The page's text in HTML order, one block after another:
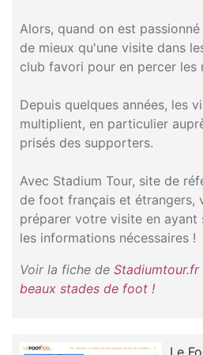
Alors, quand on est
de mieux qu'une visite dans
club favori pour en percer les
Depuis quelques années, les
multiplient, en particulier
prisés des supporters.
Avec Stadium Tour, site de
de foot français et étrangers,
préparer votre visite en ayant
les informations nécessaires !
Voir la fiche de
beaux stades de foot !
Le